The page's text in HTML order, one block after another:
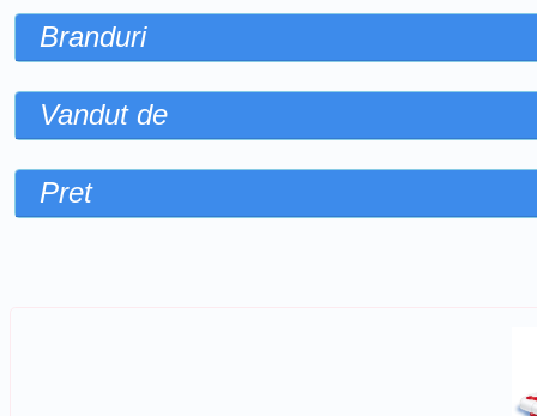
Branduri
Vandut de
Pret